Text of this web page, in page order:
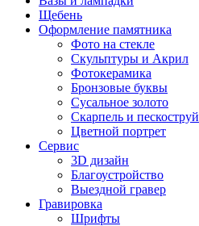
Щебень
Оформление памятника
Фото на стекле
Скульптуры и Акрил
Фотокерамика
Бронзовые буквы
Сусальное золото
Скарпель и пескоструй
Цветной портрет
Сервис
3D дизайн
Благоустройство
Выездной гравер
Гравировка
Шрифты